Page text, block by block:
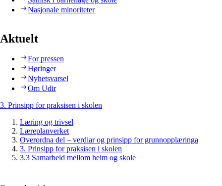
Nasjonale minoriteter
Aktuelt
For pressen
Høringer
Nyhetsvarsel
Om Udir
3. Prinsipp for praksisen i skolen
Læring og trivsel
Læreplanverket
Overordna del – verdiar og prinsipp for grunnopplæringa
3. Prinsipp for praksisen i skolen
3.3 Samarbeid mellom heim og skole